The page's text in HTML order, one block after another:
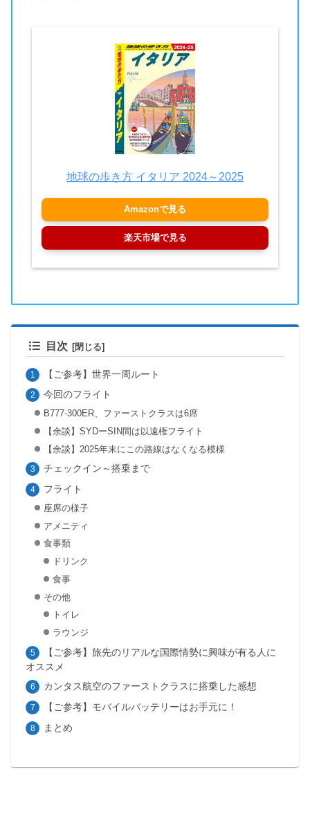
地球の歩き方 イタリア 2024～2025
Amazonで見る
楽天市場で見る
目次
【ご参考】世界一周ルート
今回のフライト
B777-300ER、ファーストクラスは6席
【余談】SYDーSIN間は以遠権フライト
【余談】2025年末にこの路線はなくなる模様
チェックイン～搭乗まで
フライト
座席の様子
アメニティ
食事類
ドリンク
食事
その他
トイレ
ラウンジ
【ご参考】旅先のリアルな国際情勢に興味が有る人に
オススメ
カンタス航空のファーストクラスに搭乗した感想
【ご参考】モバイルバッテリーはお手元に！
まとめ